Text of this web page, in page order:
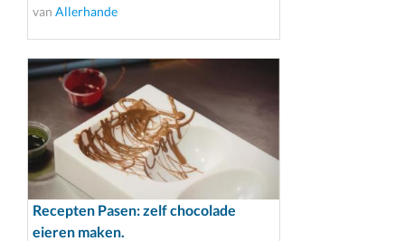
van Allerhande
Recepten Pasen: zelf chocolade
eieren maken.